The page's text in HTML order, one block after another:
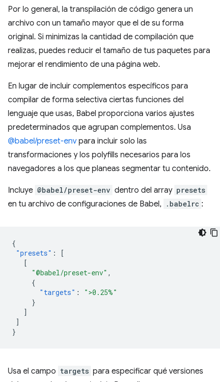
Por lo general, la transpilación de código genera un
archivo con un tamaño mayor que el de su forma
original. Si minimizas la cantidad de compilación que
realizas, puedes reducir el tamaño de tus paquetes para
mejorar el rendimiento de una página web.
En lugar de incluir complementos específicos para
compilar de forma selectiva ciertas funciones del
lenguaje que usas, Babel proporciona varios ajustes
predeterminados que agrupan complementos. Usa
@babel/preset-env para incluir solo las
transformaciones y los polyfills necesarios para los
navegadores a los que planeas segmentar tu contenido.
Incluye @babel/preset-env dentro del array presets
en tu archivo de configuraciones de Babel, .babelrc :
{
"presets" :
[
[
"@babel/preset-env" ,
{
"targets" :
">0.25%"
}
]
]
}
Usa el campo targets para especificar qué versiones